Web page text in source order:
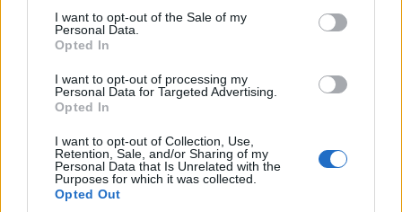
I want to opt-out of the Sale of my
Personal Data.
Opted In
I want to opt-out of processing my
Personal Data for Targeted Advertising.
Opted In
I want to opt-out of Collection, Use,
Retention, Sale, and/or Sharing of my
Personal Data that Is Unrelated with the
Purposes for which it was collected.
Opted Out
La Corte dei Conti boccia il Ponte sullo Stretto.
Ira di Meloni: “Invasione di campo dei giudici”
sgambetto
La riorganizzazione delle
strutture
La riforma approvata dall’esecutivo incide in